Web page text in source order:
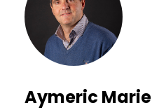
Aymeric Marie